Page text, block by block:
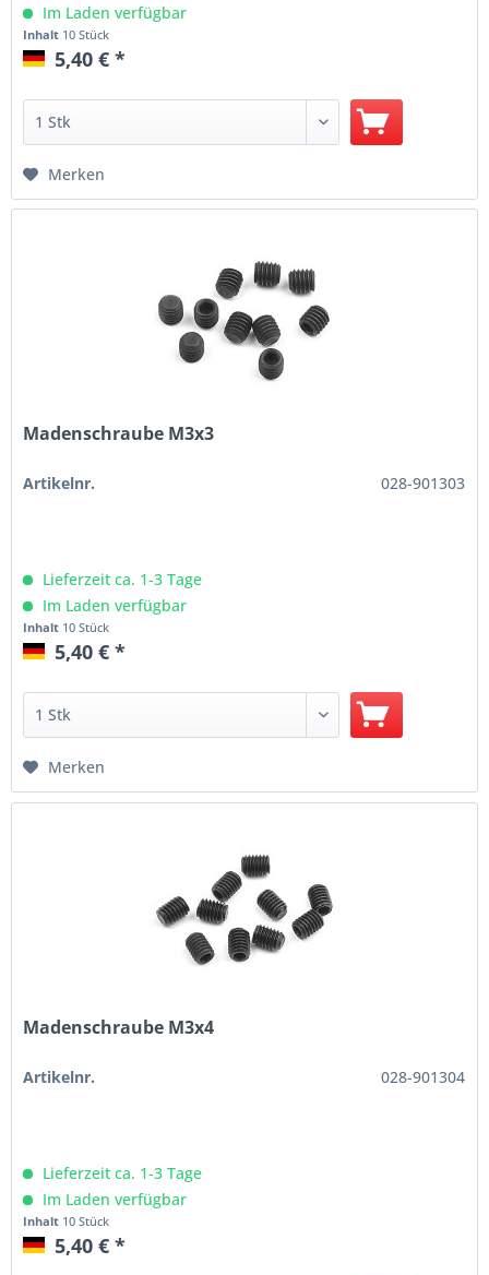
Im Laden verfügbar
Inhalt 10 Stück
5,40 € *
Merken
Madenschraube M3x3
Artikelnr. 028-901303
Lieferzeit ca. 1-3 Tage
Im Laden verfügbar
Inhalt 10 Stück
5,40 € *
Merken
Madenschraube M3x4
Artikelnr. 028-901304
Lieferzeit ca. 1-3 Tage
Im Laden verfügbar
Inhalt 10 Stück
5,40 € *